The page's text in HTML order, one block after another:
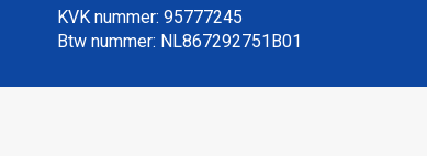
KVK nummer: 95777245
Btw nummer: NL867292751B01